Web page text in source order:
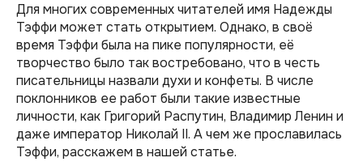
Для многих современных читателей имя Надежды
Тэффи может стать открытием. Однако, в своё
время Тэффи была на пике популярности, её
творчество было так востребовано, что в честь
писательницы назвали духи и конфеты. В числе
поклонников ее работ были такие известные
личности, как Григорий Распутин, Владимир Ленин и
даже император Николай II. А чем же прославилась
Тэффи, расскажем в нашей статье.